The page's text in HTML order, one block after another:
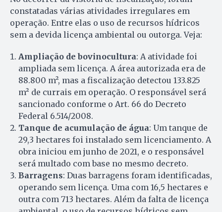
constatadas várias atividades irregulares em
operação. Entre elas o uso de recursos hídricos
sem a devida licença ambiental ou outorga. Veja:
Ampliação de bovinocultura: A atividade foi
ampliada sem licença. A área autorizada era de
88.800 m², mas a fiscalização detectou 133.825
m² de currais em operação. O responsável será
sancionado conforme o Art. 66 do Decreto
Federal 6.514/2008.
Tanque de acumulação de água: Um tanque de
29,3 hectares foi instalado sem licenciamento. A
obra iniciou em junho de 2021, e o responsável
será multado com base no mesmo decreto.
Barragens: Duas barragens foram identificadas,
operando sem licença. Uma com 16,5 hectares e
outra com 713 hectares. Além da falta de licença